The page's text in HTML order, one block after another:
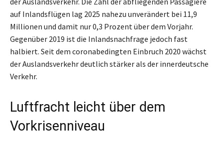
auf Inlandsflügen lag 2025 nahezu unverändert bei 11,9
Millionen und damit nur 0,3 Prozent über dem Vorjahr.
Gegenüber 2019 ist die Inlandsnachfrage jedoch fast
halbiert. Seit dem coronabedingten Einbruch 2020 wächst
der Auslandsverkehr deutlich stärker als der innerdeutsche
Verkehr.
Luftfracht leicht über dem
Vorkrisenniveau